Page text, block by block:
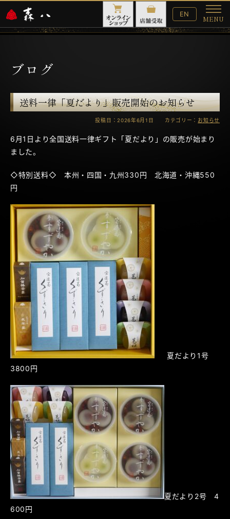
English
Website
EN
MENU
メ
ニ
ブログ
送料一律「夏だより」販売開始のお知らせ
投稿日：2026年6月1日 カテゴリー： お知らせ
6月1日より全国送料一律ギフト「夏だより」の販売が始まり
ました。
◇特別送料◇ 本州・四国・九州330円 北海道・沖縄550
円
夏だより1号
3800円
夏だより2号 4
600円